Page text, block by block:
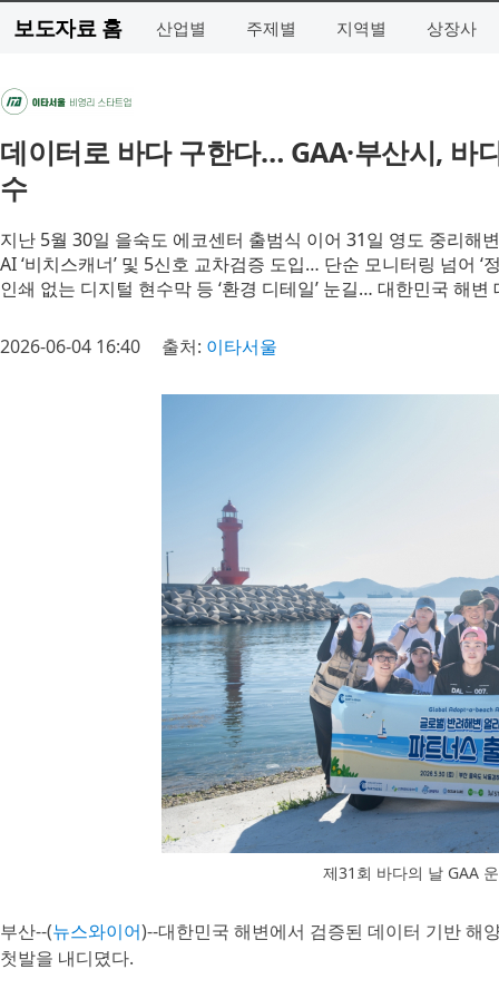
보도자료 홈 산업별 주제별 지역별 상장사
데이터로 바다 구한다… GAA·부산시, 바
수
지난 5월 30일 을숙도 에코센터 출범식 이어 31일 영도 중리해
AI ‘비치스캐너’ 및 5신호 교차검증 도입… 단순 모니터링 넘어 ‘
인쇄 없는 디지털 현수막 등 ‘환경 디테일’ 눈길… 대한민국 해
2026-06-04 16:40 출처: 이타서울
제31회 바다의 날 GAA
부산--(뉴스와이어)--대한민국 해변에서 검증된 데이터 기반 해
첫발을 내디뎠다.